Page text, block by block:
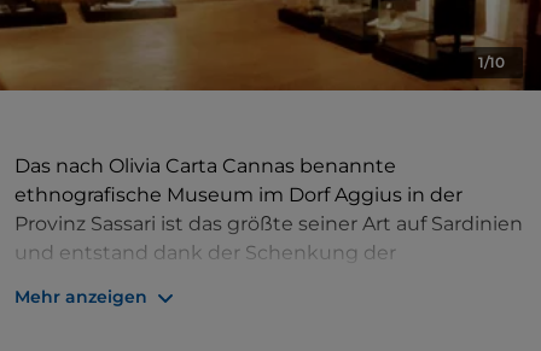
1/10
Das nach Olivia Carta Cannas benannte
ethnografische Museum im Dorf Aggius in der
Provinz Sassari ist das größte seiner Art auf Sardinien
und entstand dank der Schenkung der
durch die Söhne Matteo und Giovanni Andrea. Das
Mehr anzeigen